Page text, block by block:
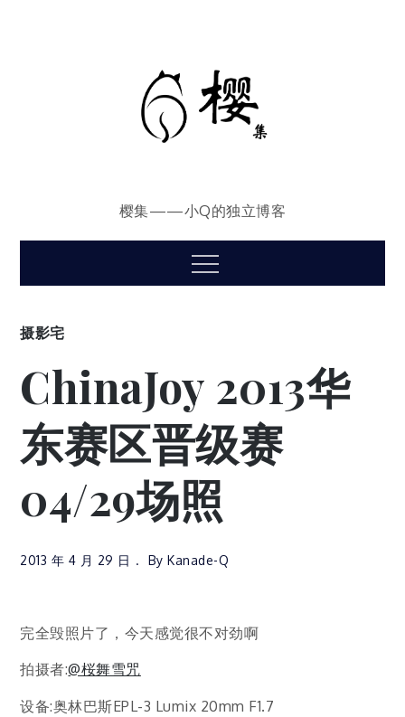
樱集——小Q的独立博客
Menu
摄影宅
ChinaJoy 2013华
东赛区晋级赛
04/29场照
2013 年 4 月 29 日 ByKanade-Q
完全毁照片了，今天感觉很不对劲啊
拍摄者:@桜舞雪咒
设备:奥林巴斯EPL-3 Lumix 20mm F1.7